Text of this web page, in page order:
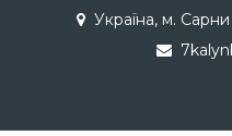
Україна, м. Сарни